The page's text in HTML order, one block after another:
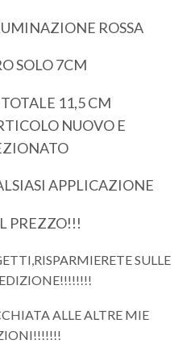
ROSSA
SOLO 7CM
11,5 CM
NUOVO E
APPLICAZIONE
PREZZO!!!
SULLE
ALLE ALTRE MIE